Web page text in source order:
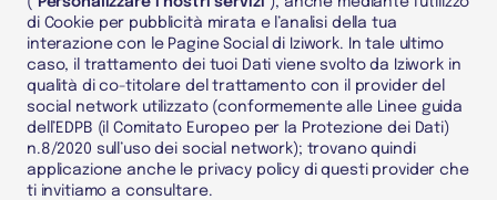
di Cookie per pubblicità mirata e l’analisi della tua
interazione con le Pagine Social di Iziwork.
In tale ultimo
caso, il trattamento dei tuoi Dati viene svolto da Iziwork in
qualità di co-titolare del trattamento con il provider del
social network utilizzato (conformemente alle Linee guida
dell’EDPB (il Comitato Europeo per la Protezione dei Dati)
n.8/2020 sull’uso dei social network); trovano quindi
applicazione anche le privacy policy di questi provider che
ti invitiamo a consultare.